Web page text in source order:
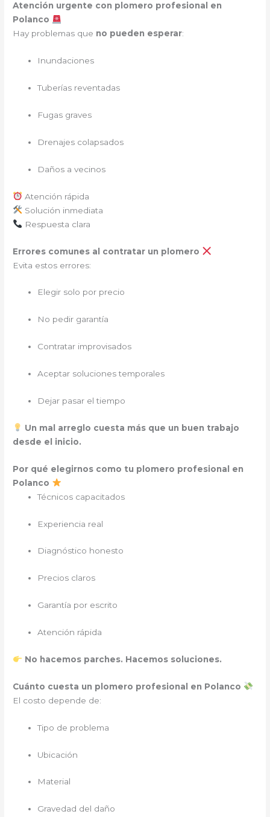
Atención urgente con plomero profesional en
Polanco
Hay problemas que no pueden esperar:
Inundaciones
Tuberías reventadas
Fugas graves
Drenajes colapsados
Daños a vecinos
Atención rápida
Solución inmediata
Respuesta clara
Errores comunes al contratar un plomero
Evita estos errores:
Elegir solo por precio
No pedir garantía
Contratar improvisados
Aceptar soluciones temporales
Dejar pasar el tiempo
Un mal arreglo cuesta más que un buen trabajo
desde el inicio.
Por qué elegirnos como tu plomero profesional en
Polanco
Técnicos capacitados
Experiencia real
Diagnóstico honesto
Precios claros
Garantía por escrito
Atención rápida
No hacemos parches. Hacemos soluciones.
Cuánto cuesta un plomero profesional en Polanco
El costo depende de:
Tipo de problema
Ubicación
Material
Gravedad del daño